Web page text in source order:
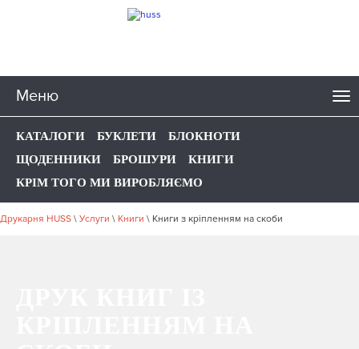
Меню
КАТАЛОГИ БУКЛЕТИ
БЛОКНОТИ
ЩОДЕННИКИ
БРОШУРИ
КНИГИ
КРІМ ТОГО МИ ВИРОБЛЯЄМО
Друкарня HUSS \ Услуги \ Книги \ Книги з кріпленням на скоби